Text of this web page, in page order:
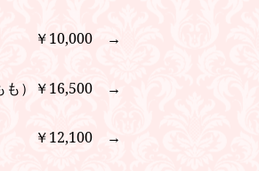
￥10,000 →
も）￥16,500 →
） ￥12,100 →